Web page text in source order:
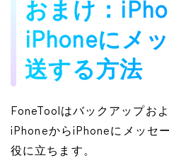
おまけ：
iPhoneにメ
送する方法
FoneToolはバックアップお
iPhoneからiPhoneにメッセ
役に立ちます。